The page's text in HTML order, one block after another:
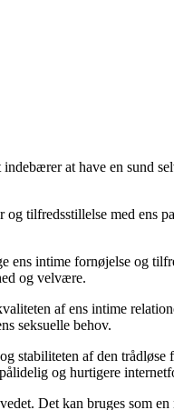
at have en sund
tilfredsstillelse med ens
ens intime fornøjelse og
og velvære.
af ens intime
seksuelle behov.
af den
og hurtigere
Det kan bruges som